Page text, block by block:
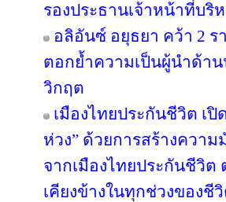
รองประธานเจ้าหน้าที่บริ
อลิอันซ์ อยุธยา คว้า 2 รา
ตอกย้ำความเป็นผู้นำด้า
วิกฤต
เมืองไทยประกันชีวิต เ
ห่วง” ด้วยการสร้างควา
จากเมืองไทยประกันชีวิ
เคียงข้างในทุกช่วงของชี